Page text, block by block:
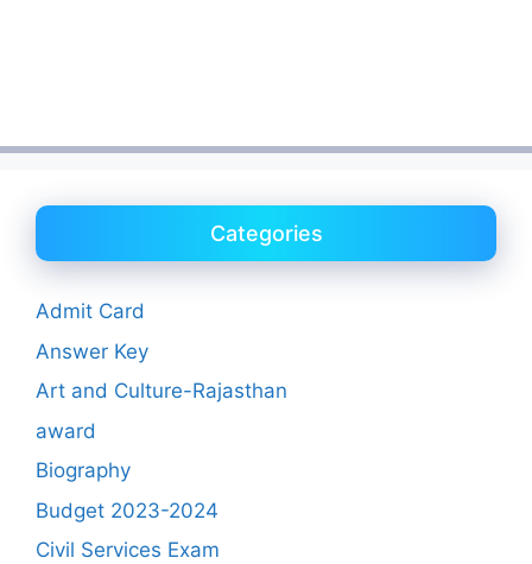
Categories
Admit Card
Answer Key
Art and Culture-Rajasthan
award
Biography
Budget 2023-2024
Civil Services Exam